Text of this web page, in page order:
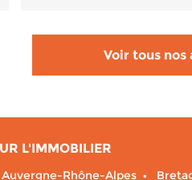
Voir tous nos
L'IMMOBILIER
Auvergne-Rhône-Alpes